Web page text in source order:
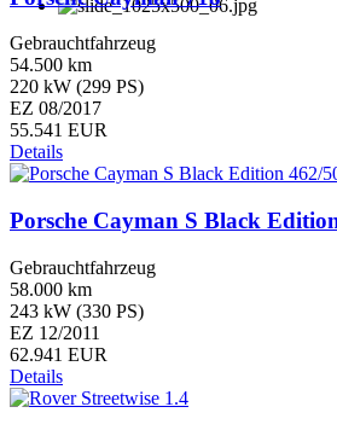
Gebrauchtfahrzeug
54.500 km
220 kW (299 PS)
EZ 08/2017
55.541 EUR
Details
Porsche Cayman S Black
Gebrauchtfahrzeug
58.000 km
243 kW (330 PS)
EZ 12/2011
62.941 EUR
Details